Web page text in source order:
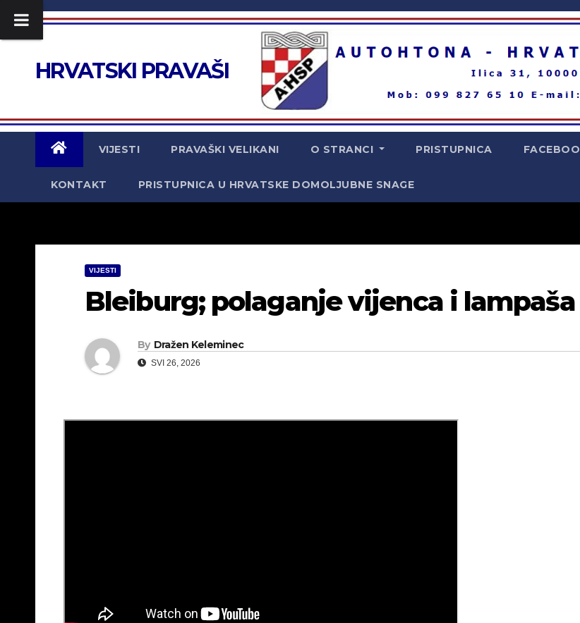
HRVATSKI PRAVAŠI
VIJESTI PRAVAŠKI VELIKANI O STRANCI PRISTUPNICA
KONTAKT PRISTUPNICA U HRVATSKE DOMOLJUBNE SNAGE
VIJESTI
Bleiburg; polaganje vijenca i lampaša
By Dražen Keleminec
SVI 26, 2026